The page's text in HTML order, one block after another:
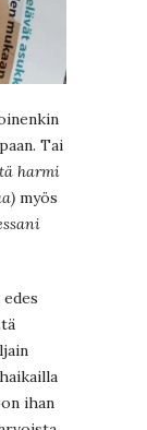
Tai
harmi
myös
ihan